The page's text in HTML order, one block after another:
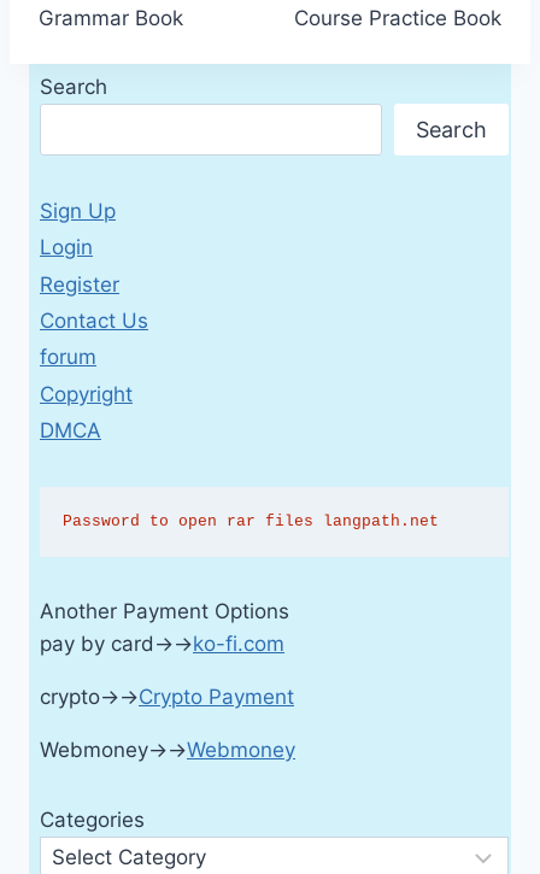
Grammar Book
Course Practice Book
Search
Search
Sign Up
Login
Register
Contact Us
forum
Copyright
DMCA
Password to open rar files langpath.net
Another Payment Options
pay by card→→ko-fi.com
crypto→→Crypto Payment
Webmoney→→Webmoney
Categories